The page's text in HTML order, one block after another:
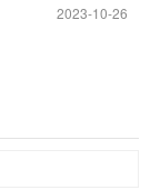
2023-10-26